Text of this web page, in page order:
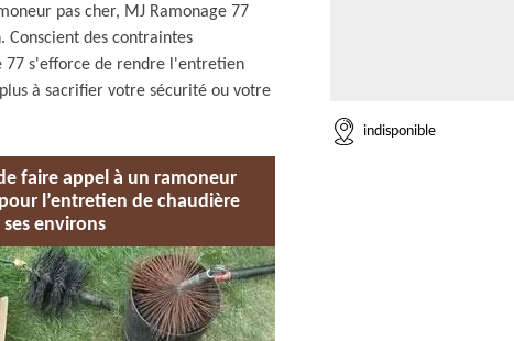
pas cher, MJ Ramonage 77
Conscient des contraintes
77 s'efforce de rendre l'entretien
à sacrifier votre sécurité ou votre
faire appel à un ramoneur
l’entretien de chaudière
environs
indisponible